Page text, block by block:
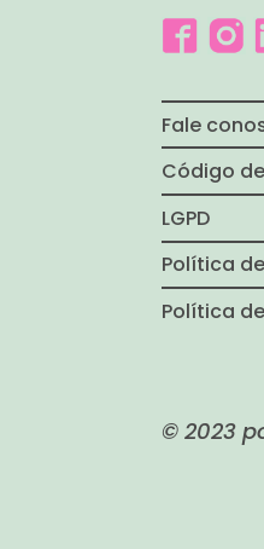
Fale
Código
LGPD
Política
Política
© 2023